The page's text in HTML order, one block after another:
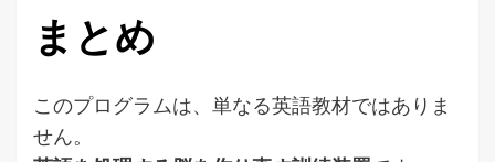
まとめ
このプログラムは、単なる英語教材ではありま
せん。